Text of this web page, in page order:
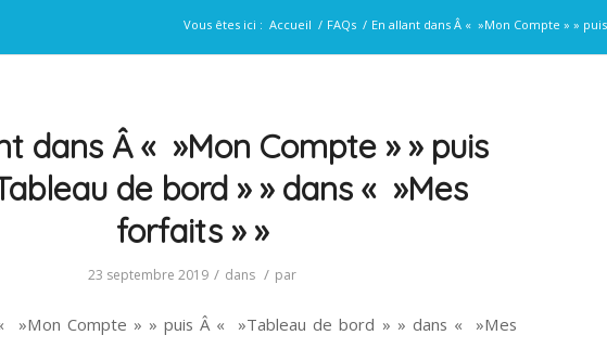
Vous êtes ici : Accueil / FAQs / En allant dans Â « »Mon Compte » »
dans Â « »Mon Compte » » puis
de bord » » dans « »Mes
forfaits » »
23 septembre 2019 / dans / par
»Mon Compte » » puis Â « »Tableau de bord » » dans « »Mes